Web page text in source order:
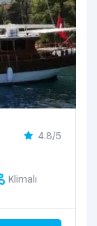
4.8/5
Klimalı